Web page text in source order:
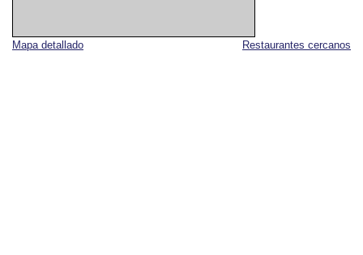
Restaurantes cercanos
Mapa detallado